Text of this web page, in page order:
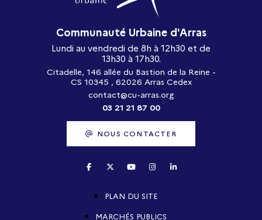
Communauté Urbaine d'Arras
Lundi au vendredi de 8h à 12h30 et de
13h30 à 17h30.
Citadelle, 146 allée du Bastion de la Reine -
CS 10345 , 62026 Arras Cedex
contact@cu-arras.org
03 21 21 87 00
NOUS CONTACTER
PLAN DU SITE
MARCHÉS PUBLICS